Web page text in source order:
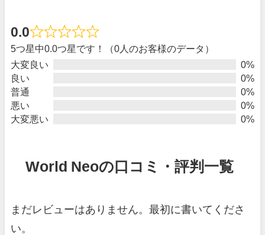
0.0
5つ星中0.0つ星です！（0人のお客様のデータ）
大変良い
0%
良い
0%
普通
0%
悪い
0%
大変悪い
0%
World Neoの口コミ・評判一覧
まだレビューはありません。最初に書いてくださ
い。